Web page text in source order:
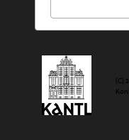
(C)